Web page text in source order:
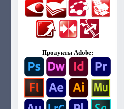
Продукты Adobe: